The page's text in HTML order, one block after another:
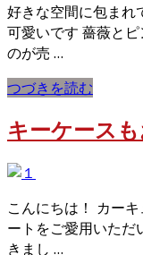
好きな空間に包まれ
可愛いです 薔薇と
のが売 …
つづきを読む
キーケース
こんにちは！ カー
ートをご愛用いただ
きまし …